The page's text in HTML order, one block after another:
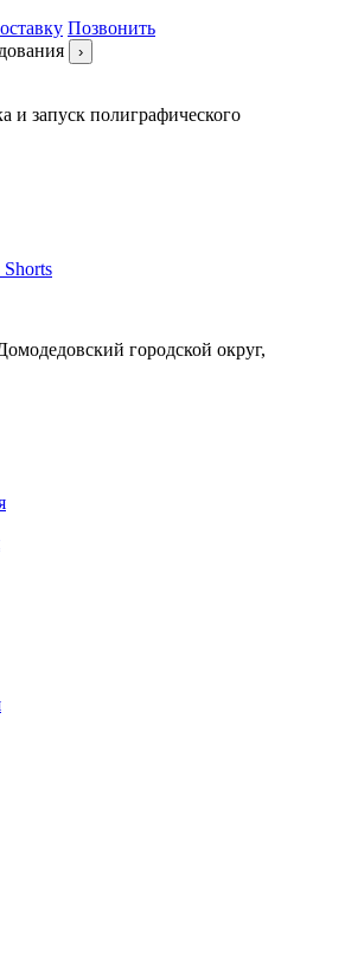
Позвонить
›
и запуск полиграфического
городской округ,